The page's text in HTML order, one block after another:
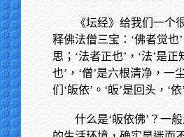
《坛经》给我们一个
释佛法僧三宝：‘佛者觉也
思；‘法者正也’，‘法’是
也’，‘僧’是六根清净，一
们‘皈依’。‘皈’是回头，‘依
什么是‘皈依佛’？一